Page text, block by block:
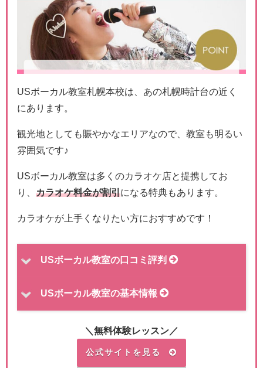
USボーカル教室札幌本校は、あの札幌時計台の近く
にあります。
観光地としても賑やかなエリアなので、教室も明るい
雰囲気です♪
USボーカル教室は多くのカラオケ店と提携してお
り、 カラオケ料金が割引になる特典もあります。
カラオケが上手くなりたい方におすすめです！
USボーカル教室の口コミ評判
USボーカル教室の基本情報
＼無料体験レッスン／
公式サイトを見る